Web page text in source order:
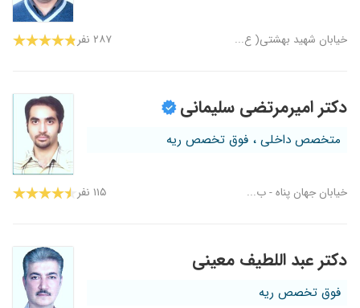
خیابان شهید بهشتی( ع... ۲۸۷ نفر
دکتر امیرمرتضی سلیمانی
متخصص داخلی ، فوق تخصص ریه
خیابان جهان پناه - ب... ۱۱۵ نفر
دکتر عبد اللطیف معینی
فوق تخصص ریه